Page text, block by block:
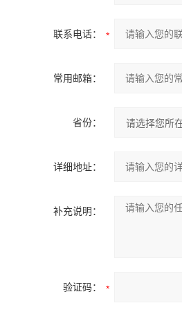
联系电话：
常用邮箱：
省份：
详细地址：
补充说明：
验证码：